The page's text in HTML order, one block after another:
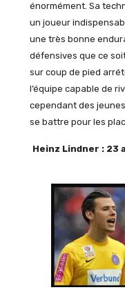
énormément. Sa
un joueur
une très bonne
défensives que ce
sur coup de pied
l’équipe capable de
cependant des
se battre pour les
Heinz Lindner : 23